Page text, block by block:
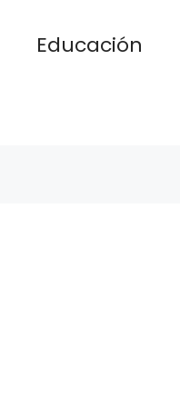
Educación